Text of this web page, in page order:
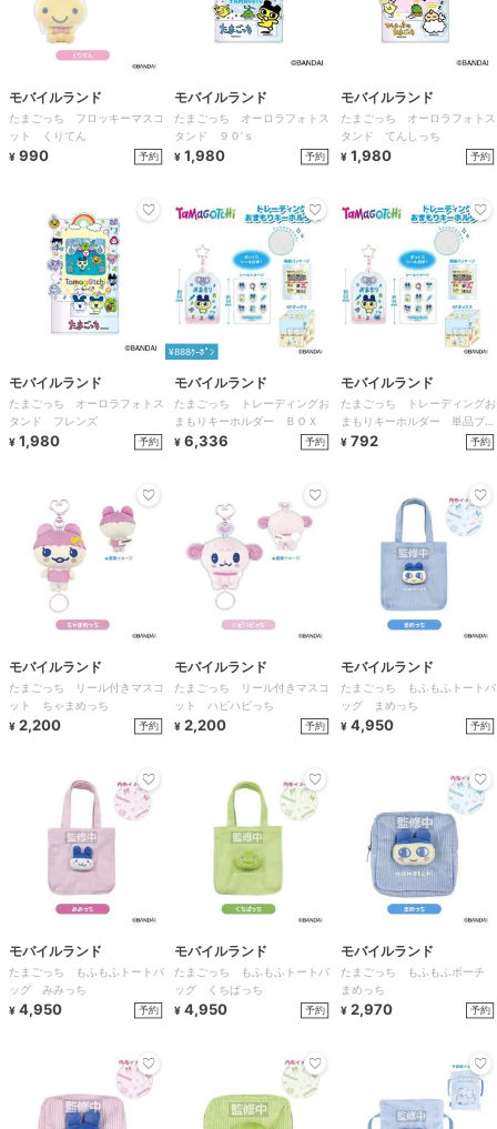
モバイルランド
たまごっち フロッキーマスコ
ット くりてん
¥ 990 予約
モバイルランド
たまごっち オーロラフォトス
タンド ９０’ｓ
¥ 1,980 予約
モバイルランド
たまごっち オーロラフォトス
タンド てんしっち
¥ 1,980 予約
モバイルランド
たまごっち オーロラフォトス
タンド フレンズ
¥ 1,980 予約
¥888ｸｰﾎﾟﾝ
モバイルランド
たまごっち トレーディングお
まもりキーホルダー ＢＯＸ
¥ 6,336 予約
モバイルランド
たまごっち トレーディングお
まもりキーホルダー 単品ブラ
インド
¥ 792 予約
モバイルランド
たまごっち リール付きマスコ
ット ちゃまめっち
¥ 2,200 予約
モバイルランド
たまごっち リール付きマスコ
ット ハピハピっち
¥ 2,200 予約
モバイルランド
たまごっち もふもふトートバ
ッグ まめっち
¥ 4,950 予約
モバイルランド
たまごっち もふもふトートバ
ッグ みみっち
¥ 4,950 予約
モバイルランド
たまごっち もふもふトートバ
ッグ くちぱっち
¥ 4,950 予約
モバイルランド
たまごっち もふもふポーチ
まめっち
¥ 2,970 予約